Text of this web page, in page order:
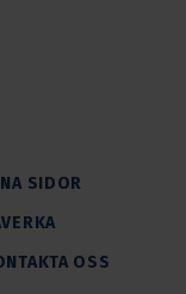
SIDOR
OSS